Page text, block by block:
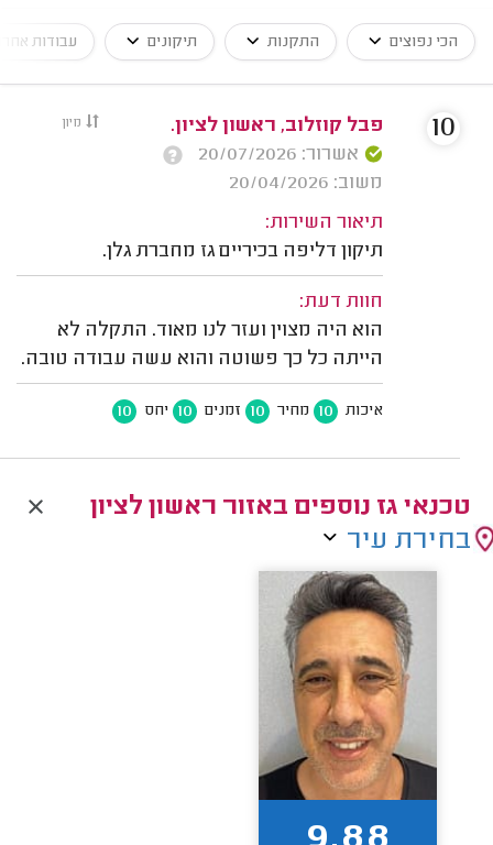
הכי נפוצים התקנות תיקונים עבודות
מיון
פבל קוזלוב, ראשון לציון.
אשרור: 20/07/2026
משוב: 20/04/2026
תיאור השירות:
תיקון דליפה בכיריים גז מחברת גלן.
חוות דעת:
הוא היה מצוין ועזר לנו מאוד. התקלה לא
הייתה כל כך פשוטה והוא עשה עבודה טובה.
איכות 10 מחיר 10 זמנים 10 יחס 10
10
טכנאי גז נוספים באזור ראשון לציון
בחירת עיר